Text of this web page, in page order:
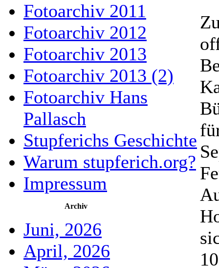
Fotoarchiv 2011
Fotoarchiv 2012
Fotoarchiv 2013
Fotoarchiv 2013 (2)
Fotoarchiv Hans
Pallasch
Stupferichs Geschichte
Warum stupferich.org?
Impressum
Archiv
Juni, 2026
April, 2026